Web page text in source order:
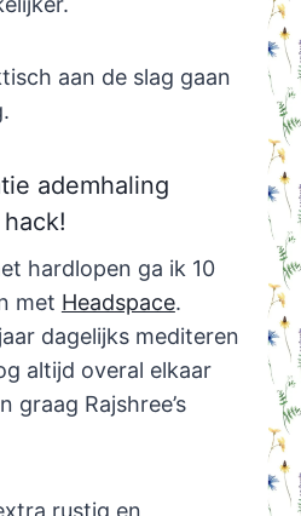
aan de slag gaan
ademhaling
hardlopen ga ik 10
met Headspace.
dagelijks mediteren
altijd overal elkaar
graag Rajshree’s
rustig en